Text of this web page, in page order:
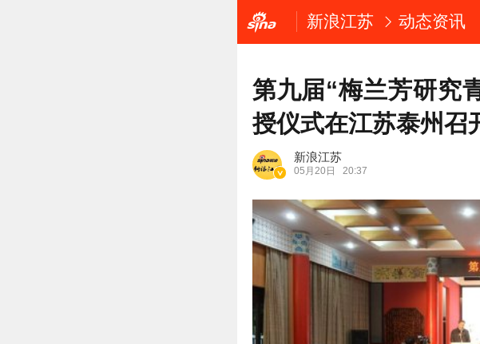
新浪江苏 动态资讯
第九届“梅兰芳研究
授仪式在江苏泰州召
新浪江苏
05月20日 20:37